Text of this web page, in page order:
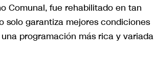
Comunal, fue rehabilitado en tan
solo garantiza mejores condiciones
programación más rica y variada